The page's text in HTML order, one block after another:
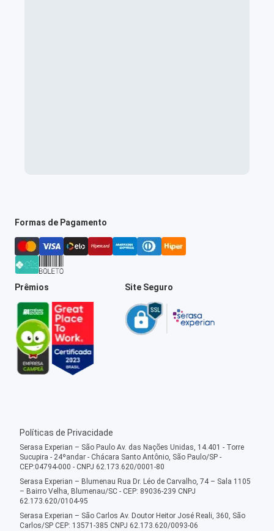
Formas de Pagamento
Prêmios Site Seguro
Políticas de Privacidade
Serasa Experian – São Paulo Av. das Nações Unidas, 14.401 - Torre
Sucupira - 24ºandar - Chácara Santo Antônio, São Paulo/SP -
CEP:04794-000 - CNPJ 62.173.620/0001-80
Serasa Experian – Blumenau Rua Dr. Léo de Carvalho, 74 – Sala 1105
– Bairro Velha, Blumenau/SC - CEP: 89036-239 CNPJ
62.173.620/0104-95
Serasa Experian – São Carlos Av. Doutor Heitor José Reali, 360, São
Carlos/SP CEP: 13571-385 CNPJ 62.173.620/0093-06